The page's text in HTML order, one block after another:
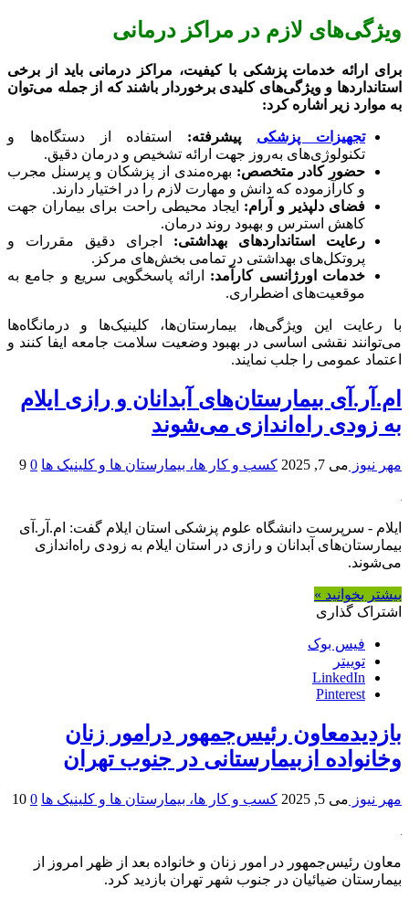
ویژگی‌های لازم در مراکز درمانی
برای ارائه خدمات پزشکی با کیفیت، مراکز درمانی باید از برخی
استانداردها و ویژگی‌های کلیدی برخوردار باشند که از جمله می‌توان
به موارد زیر اشاره کرد:
تجهیزات پزشکی پیشرفته: استفاده از دستگاه‌ها و
تکنولوژی‌های به‌روز جهت ارائه تشخیص و درمان دقیق.
حضور کادر متخصص: بهره‌مندی از پزشکان و پرسنل مجرب
و کارآزموده که دانش و مهارت لازم را در اختیار دارند.
فضای دلپذیر و آرام: ایجاد محیطی راحت برای بیماران جهت
کاهش استرس و بهبود روند درمان.
رعایت استانداردهای بهداشتی: اجرای دقیق مقررات و
پروتکل‌های بهداشتی در تمامی بخش‌های مرکز.
خدمات اورژانسی کارآمد: ارائه پاسخگویی سریع و جامع به
موقعیت‌های اضطراری.
با رعایت این ویژگی‌ها، بیمارستان‌ها، کلینیک‌ها و درمانگاه‌ها
می‌توانند نقشی اساسی در بهبود وضعیت سلامت جامعه ایفا کنند و
اعتماد عمومی را جلب نمایند.
ام.آر.آی بیمارستان‌های آبدانان و رازی ایلام
به زودی راه‌اندازی می‌شوند
مهر نیوز می 7, 2025 کسب و کار ها، بیمارستان ها و کلینیک ها 0
9
ایلام - سرپرست دانشگاه علوم پزشکی استان ایلام گفت: ام.آر.آی
بیمارستان‌های آبدانان و رازی در استان ایلام به زودی راه‌اندازی
می‌شوند.
بیشتر بخوانید »
اشتراک گذاری
فیس بوک
توییتر
LinkedIn
Pinterest
بازدیدمعاون رئیس‌جمهور درامور زنان
وخانواده ازبیمارستانی در جنوب تهران
مهر نیوز می 5, 2025 کسب و کار ها، بیمارستان ها و کلینیک ها 0
10
معاون رئیس‌جمهور در امور زنان و خانواده بعد از ظهر امروز از
بیمارستان ضیائیان در جنوب شهر تهران بازدید کرد.